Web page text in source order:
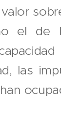
el de
las